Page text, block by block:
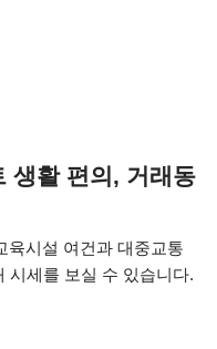
생활 편의, 거래동
육시설 여건과 대중교통
시세를 보실 수 있습니다.